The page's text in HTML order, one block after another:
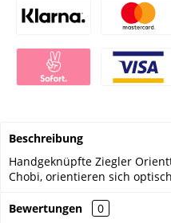
Beschreibung
Handgeknüpfte Ziegler
Chobi, orientieren sich
Bewertungen
0